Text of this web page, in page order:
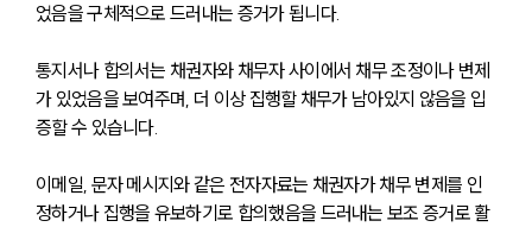
었음을 구체적으로 드러내는 증거가 됩니다.
통지서나 합의서는 채권자와 채무자 사이에서 채무 조정이나 변제
가 있었음을 보여주며, 더 이상 집행할 채무가 남아있지 않음을 입
증할 수 있습니다.
이메일, 문자 메시지와 같은 전자자료는 채권자가 채무 변제를 인
정하거나 집행을 유보하기로 합의했음을 드러내는 보조 증거로 활